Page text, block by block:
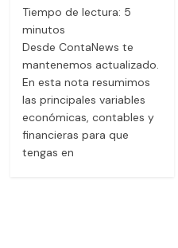
Tiempo de lectura: 5
minutos
Desde ContaNews te
mantenemos actualizado.
En esta nota resumimos
las principales variables
económicas, contables y
financieras para que
tengas en